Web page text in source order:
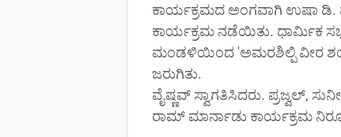
ಕಾರ್ಯಕ್ರಮದ ಅಂಗವಾಗಿ ಉಷಾ ಡಿ.
ಕಾರ್ಯಕ್ರಮ ನಡೆಯಿತು. ಧಾರ್ಮಿಕ
ಮಂಡಳಿಯಿಂದ 'ಅಮರಶಿಲ್ಪಿ ವೀರ
ಜರುಗಿತು.
ವೈಷ್ಣವ್ ಸ್ವಾಗತಿಸಿದರು. ಪ್ರಜ್ವಲ್,
ರಾಮ್ ಮಾರ್ನಾಡು ಕಾರ್ಯಕ್ರಮ